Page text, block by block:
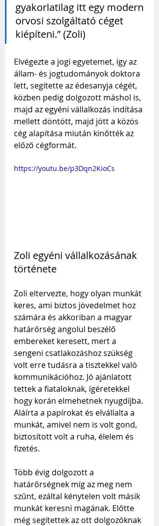
gyakorlatilag itt egy modern
orvosi szolgáltató céget
kiépíteni.” (Zoli)
Elvégezte a jogi egyetemet, így az
állam- és jogtudományok doktora
lett, segítette az édesanyja cégét,
közben pedig dolgozott máshol is,
majd az egyéni vállalkozás indítása
mellett döntött, majd jött a közös
cég alapítása miután kinőtték az
előző cégformát.
https://youtu.be/p3Dqn2KioCs
Zoli egyéni vállalkozásának
története
Zoli eltervezte, hogy olyan munkát
keres, ami biztos jövedelmet hoz
számára és akkoriban a magyar
határőrség angolul beszélő
embereket keresett, mert a
sengeni csatlakozáshoz szükség
volt erre tudásra a tisztekkel való
kommunikációhoz. Jó ajánlatott
tettek a fiataloknak, ígéretekkel
hogy korán elmehetnek nyugdíjba.
Aláírta a papírokat és elvállalta a
munkát, amivel nem is volt gond,
biztosított volt a ruha, élelem és
fizetés.
Több évig dolgozott a
határőrségnek míg az meg nem
szűnt, ezáltal kénytelen volt másik
munkát keresni magának. Előtte
még segítettek az ott dolgozóknak